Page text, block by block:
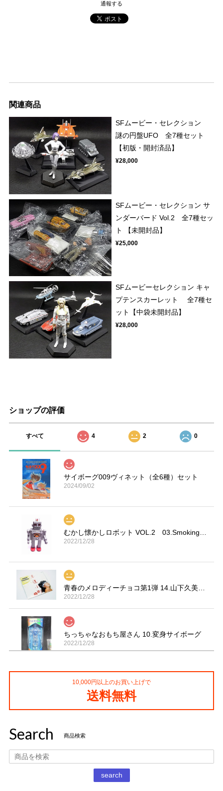
通報する
関連商品
SFムービー・セレクション
謎の円盤UFO 全7種セット
【初版・開封済品】
¥28,000
SFムービー・セレクション サ
ンダーバード Vol.2 全7種セッ
ト 【未開封品】
¥25,000
SFムービーセレクション キャ
プテンスカーレット 全7種セ
ット【中袋未開封品】
¥28,000
ショップの評価
すべて 4 2 0
サイボーグ009ヴィネット（全6種）セット
2024/09/02
2022/12/28
2022/12/28
ちっちゃなおもち屋さん 10.変身サイボーグ
2022/12/28
2021/11/13
丁寧な梱包で本日受け取りました。 だるまストーブ探してた
のでとても嬉しいです 扇風機もブタの蚊取り線香も可愛いで
10,000円以上のお買い上げで
送料無料
Search 商品検索
search